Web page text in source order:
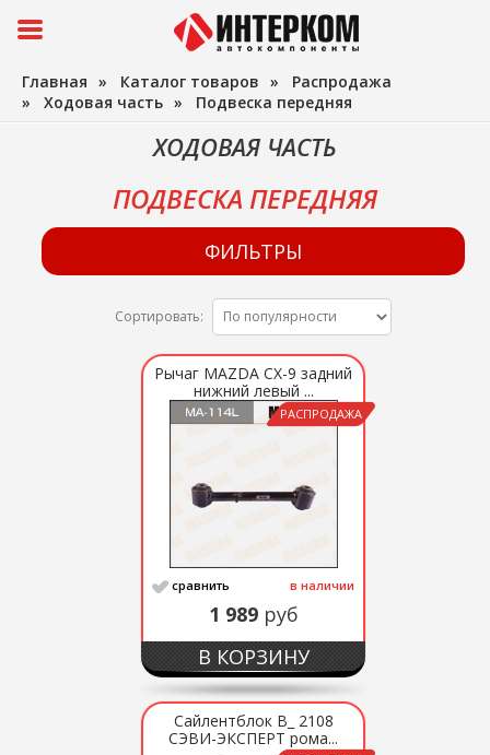
Главная » Каталог товаров » Распродажа
» Ходовая часть » Подвеска передняя
ХОДОВАЯ ЧАСТЬ
ПОДВЕСКА ПЕРЕДНЯЯ
ФИЛЬТРЫ
Сортировать:
РАСПРОДАЖА
Рычаг MAZDA CX-9 задний
нижний левый ...
сравнить в наличии
1 989 руб
В КОРЗИНУ
Сайлентблок В_ 2108
СЭВИ-ЭКСПЕРТ рома...